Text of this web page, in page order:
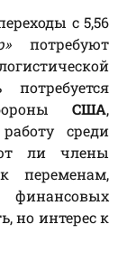
с 5,56
потребуют
США,
среди
ли члены
переменам,
но интерес к